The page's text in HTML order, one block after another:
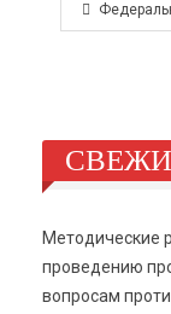
Методические
проведению
вопросам